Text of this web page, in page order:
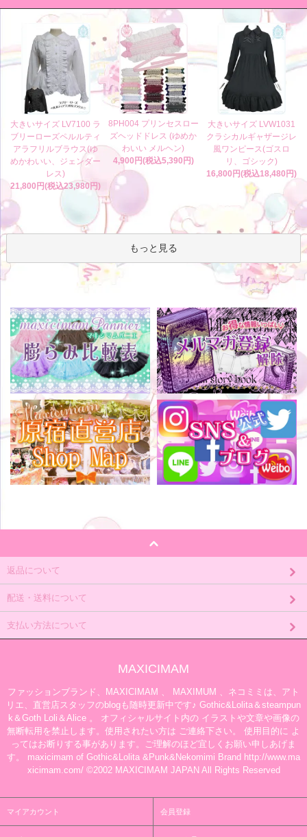
大きいサイズ LV7100 ラ
ブリーローズペルルティ
アラフリルブラウス(ゆ
めかわいい、ジェンダー
レス)
21,800円(税込23,980円)
8PH004 プリンセスロー
ズヘッドドレス (ゆめか
わいい メルヘン)
4,900円(税込5,390円)
大きいサイズ LVW1031
クラシカルギャザージレ
風ワンピース(ゴスロ
リ、ゴシック)
16,800円(税込18,480円)
もっと見る
返品について
配送・送料について
支払い方法について
MAXICIMAM
ファッションブランド、MAXICIMAM 、 MAXIMUM 、ネコミミは、アト
リエ、直営店スタッフのblogも随時更新中です♪ Gothic&Lolita＆steampun
k＆Goth Loli＆Alice 。 オフィシャルサイト内の イラストや文章や画像の
無断転用を禁止します。使用されたい方は ご連絡下さい。 使用目的に よ
ってはお断りする事があります。ご理解のほど宜しくお願い申しあげま
す。 maxicimam of Gothic&Lolita &Punk&Nekomimi Brand http://www.ma
xicimam.com/ ©2002 MAXICIMAM JAPAN All Rights Reserved
マイアカウント 会員登録